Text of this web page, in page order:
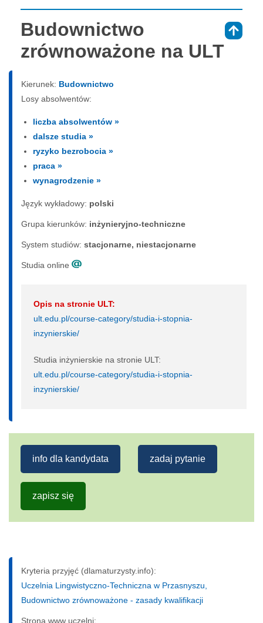
Budownictwo
zrównoważone na ULT
Kierunek: Budownictwo
Losy absolwentów:
liczba absolwentów »
dalsze studia »
ryzyko bezrobocia »
praca »
wynagrodzenie »
Język wykładowy: polski
Grupa kierunków: inżynieryjno-techniczne
System studiów: sta­cjo­nar­ne, nie­sta­cjo­nar­ne
Studia online
Opis na stronie ULT:
ult.edu.pl/course-category/studia-i-stopnia-
inzynierskie/
Studia inżynierskie na stronie ULT:
ult.edu.pl/course-category/studia-i-stopnia-
inzynierskie/
info dla kandydata zadaj pytanie
zapisz się
Kryteria przyjęć (dlamaturzysty.info):
Uczelnia Lingwistyczno-Techniczna w Przasnyszu,
Budownictwo zrównoważone - zasady kwalifikacji
Strona www uczelni: